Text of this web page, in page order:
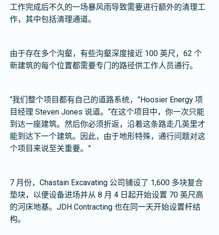
工作完成后不久的一场暴风雨导致需要进行额外的清理工
作，其中包括清理通道。
由于存在多个沟壑，有些沟壑深度接近 100 英尺，62 个
新建筑的每个位置都需要专门的路径供工作人员通行。
“我们整个项目都有自己的道路系统，”Hoosier Energy 项
目经理 Steven Jones 说道。“在这个项目中，你一次只能
到达一座建筑。然后你必须折返，沿着这条路走几英里才
能到达下一个建筑。因此，由于地形特殊，通行问题对这
个项目来说至关重要。”
7 月份，Chastain Excavating 公司铺设了 1,600 多块复合
垫块，以便设备进场并从 8 月 4 日起开始设置 70 英尺高
的河床地基。JDH Contracting 也在同一天开始设置杆结
构。